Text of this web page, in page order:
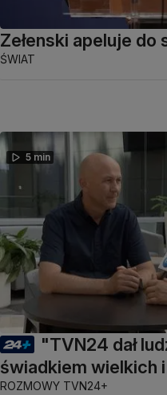
Zełenski apeluje do
ŚWIAT
5 min
"TVN24 dał
świadkiem wielkich
ROZMOWY TVN24+